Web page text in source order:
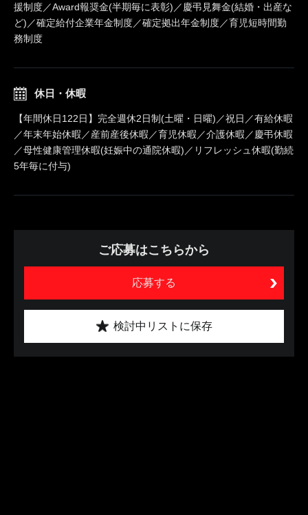
援制度／Award報奨金(半期毎に表彰)／慶弔見舞金(結婚・出産な
ど)／確定給付企業年金制度／確定拠出年金制度／育児短時間勤
務制度
休日・休暇
【年間休日122日】完全週休2日制(土曜・日曜)／祝日／有給休暇
／年末年始休暇／産前産後休暇／育児休暇／介護休暇／慶弔休暇
／母性健康管理休暇(妊娠中の通院休暇)／リフレッシュ休暇(勤続
5年毎に付与)
ご応募はこちらから
応募する
検討中リストに保存